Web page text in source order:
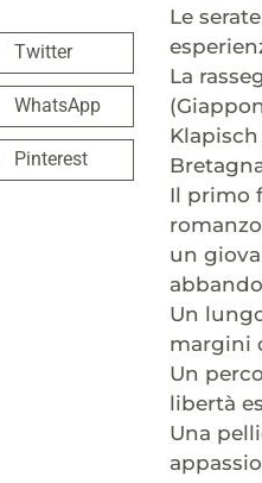
Twitter
WhatsApp
Pinterest
Le
La
Il primo
un
Un
margini
Un
libertà
Una